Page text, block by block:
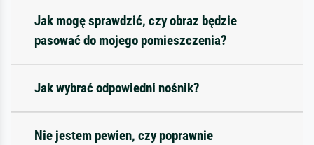
Jak mogę sprawdzić, czy obraz będzie
pasować do mojego pomieszczenia?
Jak wybrać odpowiedni nośnik?
Nie jestem pewien, czy poprawnie